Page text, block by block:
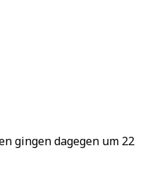
gingen dagegen um 22